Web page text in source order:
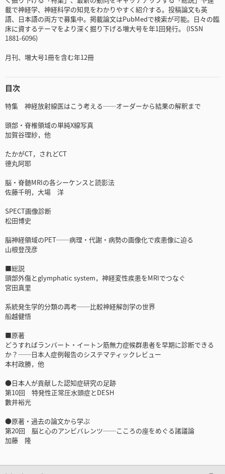
載で神経学、神経科学の知見をわかりやすく紹介する。投稿論文も英
語、日本語の両方で募集中。掲載論文はPubMedで検索が可能。日々の臨
床に資するテーマをより深く掘り下げる増大号を年1回発行。 (ISSN
1881-6096)
月刊、増大号1冊を含む年12冊
目次
特集 神経放射線医はこう考える──オーダーから結果の解釈まで
頭部・脊椎領域の単純X線写真
加賀谷理紗，他
たかがCT，されどCT
德丸阿耶
脳・脊髄MRIの各シーケンスと読影法
佐藤千明，大場 洋
SPECT画像診断
松田博史
脳神経領域のPET──病理・代謝・病勢の画像化で疾患像に迫る
山根登茂彦
■総説
頭部外傷とglymphatic system，神経変性疾患をMRIでつなぐ
宮田真里
系統発生学的分類の再考──比較神経解剖学の世界
船越健悟
■原著
どうすればランバート・イートン筋無力症候群患者を早期に診断できる
か？──日本人症例報告のシステマティックレビュー
本村政勝，他
●日本人が貢献した認知症研究の足跡
第10回 特発性正常圧水頭症とDESH
數井裕光
●原著・過去の論文から学ぶ
第20回 脳と心のアンビバレンツ──こころの座をめぐる諸議論
加藤 隆